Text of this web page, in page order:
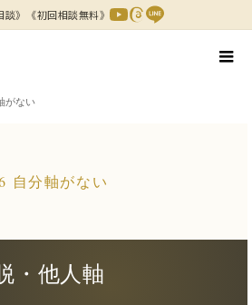
がない
自分軸がない
・他人軸
》 《初回相談無料》